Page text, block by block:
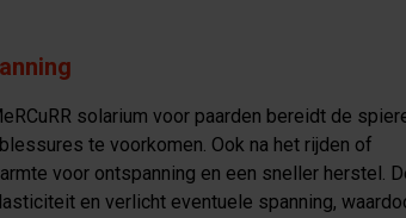
solarium voor paarden bereidt de
te voorkomen. Ook na het rijden of
voor ontspanning en een sneller herstel.
en verlicht eventuele spanning,